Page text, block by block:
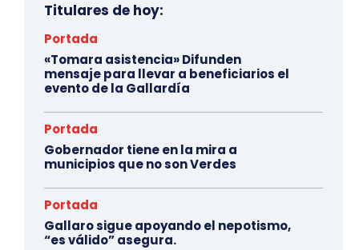
Titulares de hoy:
Portada
«Tomara asistencia» Difunden
mensaje para llevar a beneficiarios el
evento de la Gallardía
Portada
Gobernador tiene en la mira a
municipios que no son Verdes
Portada
Gallaro sigue apoyando el nepotismo,
“es válido” asegura.